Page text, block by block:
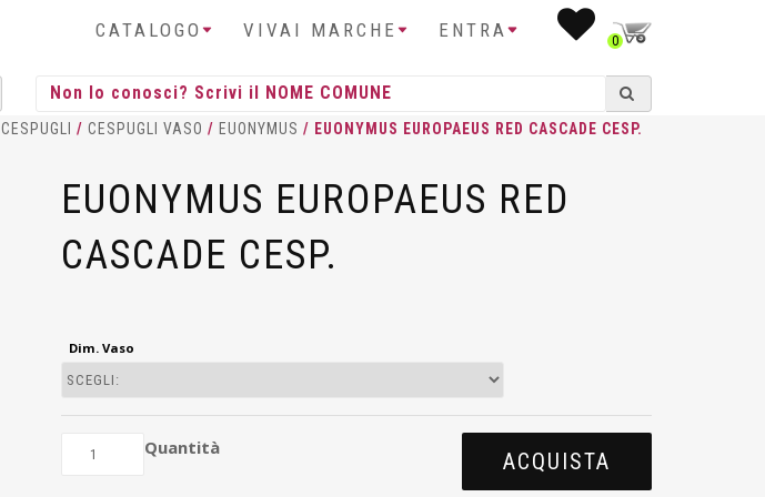
CATALOGO VIVAI MARCHE ENTRA 0
CESPUGLI / CESPUGLI VASO / EUONYMUS / EUONYMUS EUROPAEUS RED CASCADE CESP.
EUONYMUS EUROPAEUS RED
CASCADE CESP.
Dim. Vaso
Quantità
ACQUISTA